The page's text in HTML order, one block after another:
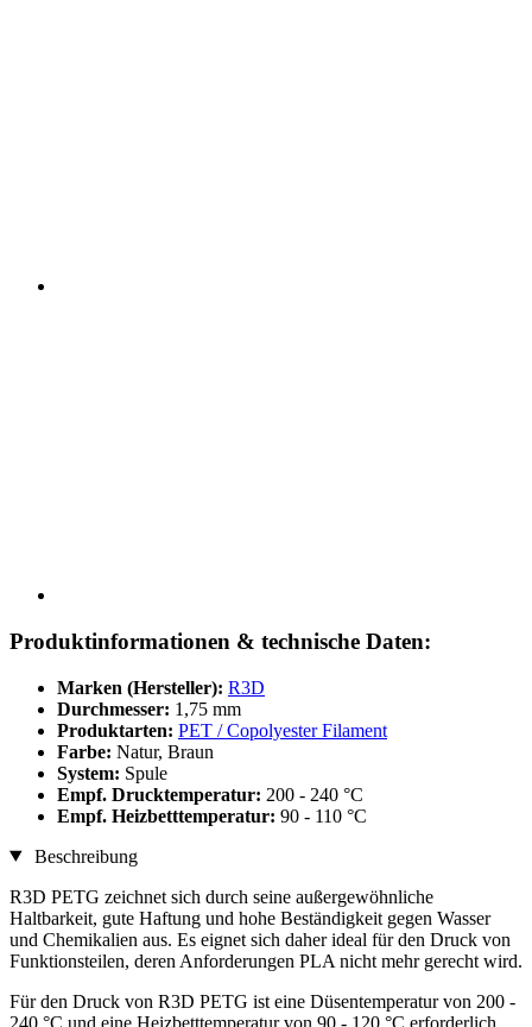
Produktinformationen & technische Daten:
Marken (Hersteller): R3D
Durchmesser: 1,75 mm
Produktarten: PET / Copolyester Filament
Farbe: Natur, Braun
System: Spule
Empf. Drucktemperatur: 200 - 240 °C
Empf. Heizbetttemperatur: 90 - 110 °C
Beschreibung
R3D PETG zeichnet sich durch seine außergewöhnliche
Haltbarkeit, gute Haftung und hohe Beständigkeit gegen Wasser
und Chemikalien aus. Es eignet sich daher ideal für den Druck von
Funktionsteilen, deren Anforderungen PLA nicht mehr gerecht wird.
Für den Druck von R3D PETG ist eine Düsentemperatur von 200 -
240 °C und eine Heizbetttemperatur von 90 - 120 °C erforderlich.